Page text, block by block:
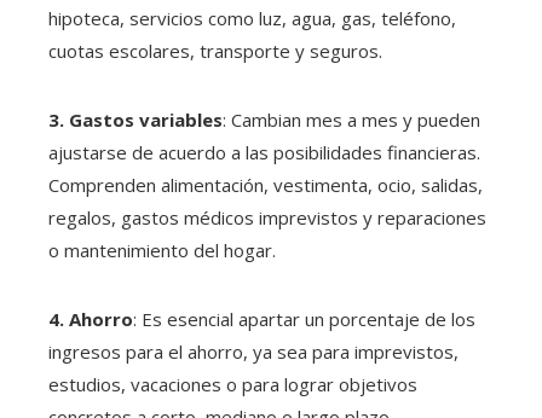
hipoteca, servicios como luz, agua, gas, teléfono,
cuotas escolares, transporte y seguros.
3. Gastos variables: Cambian mes a mes y pueden
ajustarse de acuerdo a las posibilidades financieras.
Comprenden alimentación, vestimenta, ocio, salidas,
regalos, gastos médicos imprevistos y reparaciones
o mantenimiento del hogar.
4. Ahorro: Es esencial apartar un porcentaje de los
ingresos para el ahorro, ya sea para imprevistos,
estudios, vacaciones o para lograr objetivos